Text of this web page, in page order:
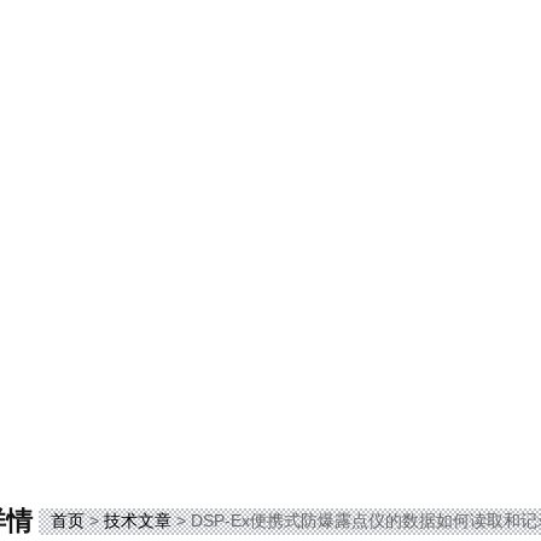
情 首页>技术文章> DSP-Ex便携式防爆露点仪的数据如何读取和记